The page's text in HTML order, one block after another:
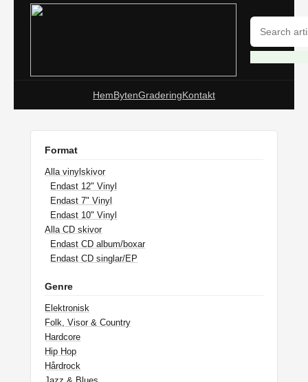
HemBytenGraderingKontakt
Format
Alla vinylskivor
Endast 12" Vinyl
Endast 7" Vinyl
Endast 10" Vinyl
Alla CD skivor
Endast CD album/boxar
Endast CD singlar/EP
Genre
Elektronisk
Folk, Visor & Country
Hardcore
Hip Hop
Hårdrock